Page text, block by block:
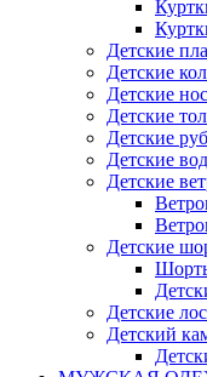
Детские
Детские
Детские
Детские
Детские
Детские
Детские
Детские
Детские
Детский